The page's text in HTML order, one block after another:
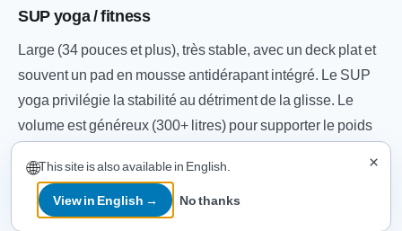
SUP yoga / fitness
Large (34 pouces et plus), très stable, avec un deck plat et
souvent un pad en mousse antidérapant intégré. Le SUP
yoga privilégie la stabilité au détriment de la glisse. Le
volume est généreux (300+ litres) pour supporter le poids
la planche ne s'enfonce.
Idéal pour :SUP yoga, méditation, fitness sur l'eau, usage
🌐This site is also available in English.
View in English → No thanks
×